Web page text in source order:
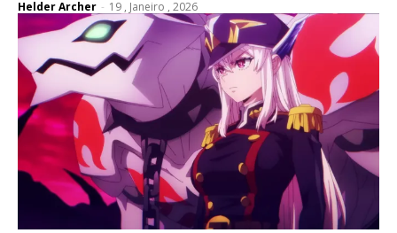
Helder Archer - 19 , Janeiro , 2026